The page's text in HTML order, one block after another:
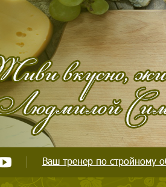
Ваш тренер по стройному